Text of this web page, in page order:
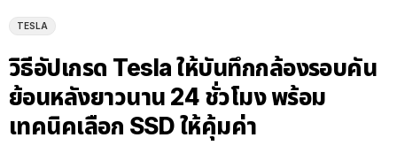
TESLA
วิธีอัปเกรด Tesla ให้บันทึกกล้องรอบคัน
ย้อนหลังยาวนาน 24 ชั่วโมง พร้อม
เทคนิคเลือก SSD ให้คุ้มค่า